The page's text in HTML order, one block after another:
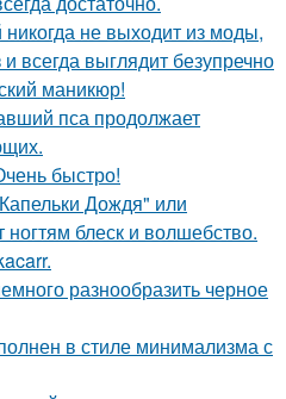
не выходит из моды,
всегда выглядит безупречно
маникюр!
пса продолжает
быстро!
Дождя" или
ногтям блеск и волшебство.
разнообразить черное
в стиле минимализма с